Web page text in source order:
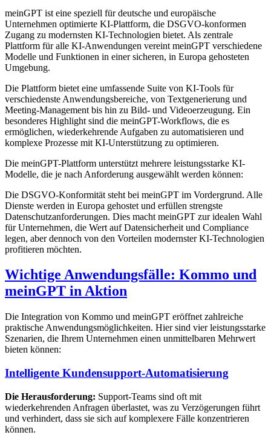
meinGPT ist eine speziell für deutsche und europäische
Unternehmen optimierte KI-Plattform, die DSGVO-konformen
Zugang zu modernsten KI-Technologien bietet. Als zentrale
Plattform für alle KI-Anwendungen vereint meinGPT verschiedene
Modelle und Funktionen in einer sicheren, in Europa gehosteten
Umgebung.
Die Plattform bietet eine umfassende Suite von KI-Tools für
verschiedenste Anwendungsbereiche, von Textgenerierung und
Meeting-Management bis hin zu Bild- und Videoerzeugung. Ein
besonderes Highlight sind die meinGPT-Workflows, die es
ermöglichen, wiederkehrende Aufgaben zu automatisieren und
komplexe Prozesse mit KI-Unterstützung zu optimieren.
Die meinGPT-Plattform unterstützt mehrere leistungsstarke KI-
Modelle, die je nach Anforderung ausgewählt werden können:
Die DSGVO-Konformität steht bei meinGPT im Vordergrund. Alle
Dienste werden in Europa gehostet und erfüllen strengste
Datenschutzanforderungen. Dies macht meinGPT zur idealen Wahl
für Unternehmen, die Wert auf Datensicherheit und Compliance
legen, aber dennoch von den Vorteilen modernster KI-Technologien
profitieren möchten.
Wichtige Anwendungsfälle: Kommo und
meinGPT in Aktion
Die Integration von Kommo und meinGPT eröffnet zahlreiche
praktische Anwendungsmöglichkeiten. Hier sind vier leistungsstarke
Szenarien, die Ihrem Unternehmen einen unmittelbaren Mehrwert
bieten können:
Intelligente Kundensupport-Automatisierung
Die Herausforderung: Support-Teams sind oft mit
wiederkehrenden Anfragen überlastet, was zu Verzögerungen führt
und verhindert, dass sie sich auf komplexere Fälle konzentrieren
können.